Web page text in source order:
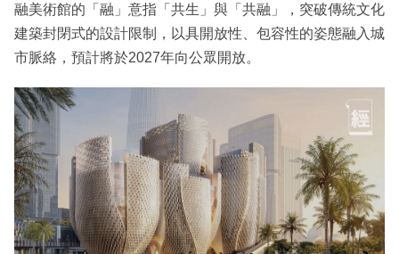
融美術館的「融」意指「共生」與「共融」，突破傳統文化
建築封閉式的設計限制，以具開放性、包容性的姿態融入城
市脈絡，預計將於2027年向公眾開放。